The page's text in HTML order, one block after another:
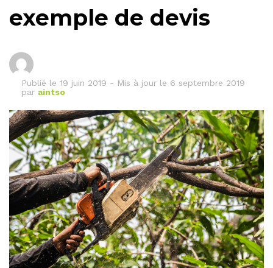
exemple de devis
Publié le 19 juin 2019 - Mis à jour le 6 septembre 2019
par aintso